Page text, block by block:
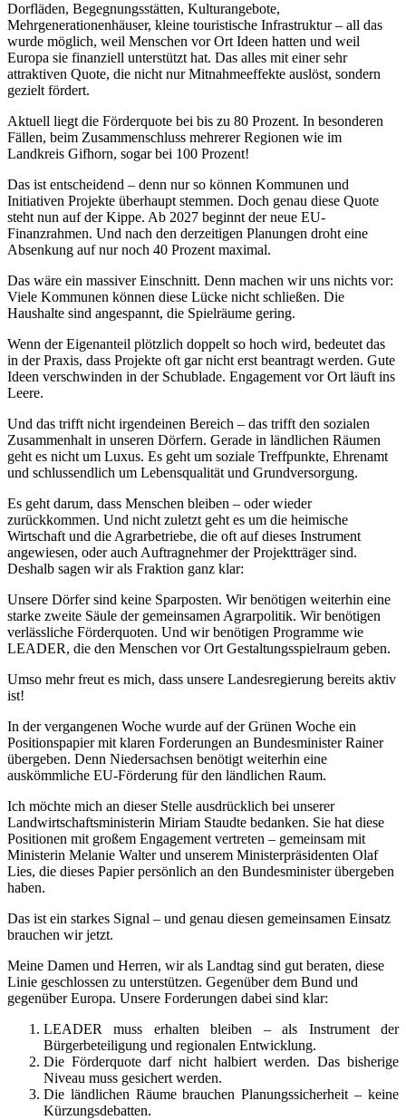
Dorfläden, Begegnungsstätten, Kulturangebote,
Mehrgenerationenhäuser, kleine touristische Infrastruktur – all das
wurde möglich, weil Menschen vor Ort Ideen hatten und weil
Europa sie finanziell unterstützt hat. Das alles mit einer sehr
attraktiven Quote, die nicht nur Mitnahmeeffekte auslöst, sondern
gezielt fördert.
Aktuell liegt die Förderquote bei bis zu 80 Prozent. In besonderen
Fällen, beim Zusammenschluss mehrerer Regionen wie im
Landkreis Gifhorn, sogar bei 100 Prozent!
Das ist entscheidend – denn nur so können Kommunen und
Initiativen Projekte überhaupt stemmen. Doch genau diese Quote
steht nun auf der Kippe. Ab 2027 beginnt der neue EU-
Finanzrahmen. Und nach den derzeitigen Planungen droht eine
Absenkung auf nur noch 40 Prozent maximal.
Das wäre ein massiver Einschnitt. Denn machen wir uns nichts vor:
Viele Kommunen können diese Lücke nicht schließen. Die
Haushalte sind angespannt, die Spielräume gering.
Wenn der Eigenanteil plötzlich doppelt so hoch wird, bedeutet das
in der Praxis, dass Projekte oft gar nicht erst beantragt werden. Gute
Ideen verschwinden in der Schublade. Engagement vor Ort läuft ins
Leere.
Und das trifft nicht irgendeinen Bereich – das trifft den sozialen
Zusammenhalt in unseren Dörfern. Gerade in ländlichen Räumen
geht es nicht um Luxus. Es geht um soziale Treffpunkte, Ehrenamt
und schlussendlich um Lebensqualität und Grundversorgung.
Es geht darum, dass Menschen bleiben – oder wieder
zurückkommen. Und nicht zuletzt geht es um die heimische
Wirtschaft und die Agrarbetriebe, die oft auf dieses Instrument
angewiesen, oder auch Auftragnehmer der Projektträger sind.
Deshalb sagen wir als Fraktion ganz klar:
Unsere Dörfer sind keine Sparposten. Wir benötigen weiterhin eine
starke zweite Säule der gemeinsamen Agrarpolitik. Wir benötigen
verlässliche Förderquoten. Und wir benötigen Programme wie
LEADER, die den Menschen vor Ort Gestaltungsspielraum geben.
Umso mehr freut es mich, dass unsere Landesregierung bereits aktiv
ist!
In der vergangenen Woche wurde auf der Grünen Woche ein
Positionspapier mit klaren Forderungen an Bundesminister Rainer
übergeben. Denn Niedersachsen benötigt weiterhin eine
auskömmliche EU-Förderung für den ländlichen Raum.
Ich möchte mich an dieser Stelle ausdrücklich bei unserer
Landwirtschaftsministerin Miriam Staudte bedanken. Sie hat diese
Positionen mit großem Engagement vertreten – gemeinsam mit
Ministerin Melanie Walter und unserem Ministerpräsidenten Olaf
Lies, die dieses Papier persönlich an den Bundesminister übergeben
haben.
Das ist ein starkes Signal – und genau diesen gemeinsamen Einsatz
brauchen wir jetzt.
Meine Damen und Herren, wir als Landtag sind gut beraten, diese
Linie geschlossen zu unterstützen. Gegenüber dem Bund und
gegenüber Europa. Unsere Forderungen dabei sind klar:
LEADER muss erhalten bleiben – als Instrument der
Bürgerbeteiligung und regionalen Entwicklung.
Die Förderquote darf nicht halbiert werden. Das bisherige
Niveau muss gesichert werden.
Die ländlichen Räume brauchen Planungssicherheit – keine
Kürzungsdebatten.